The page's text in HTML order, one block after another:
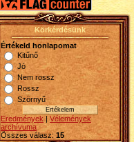
Körkérdésünk
Értékeld honlapomat
Kitűnő
Jó
Nem rossz
Rossz
Szörnyű
Eredmények | Vélemények
archívuma
Összes válasz:15